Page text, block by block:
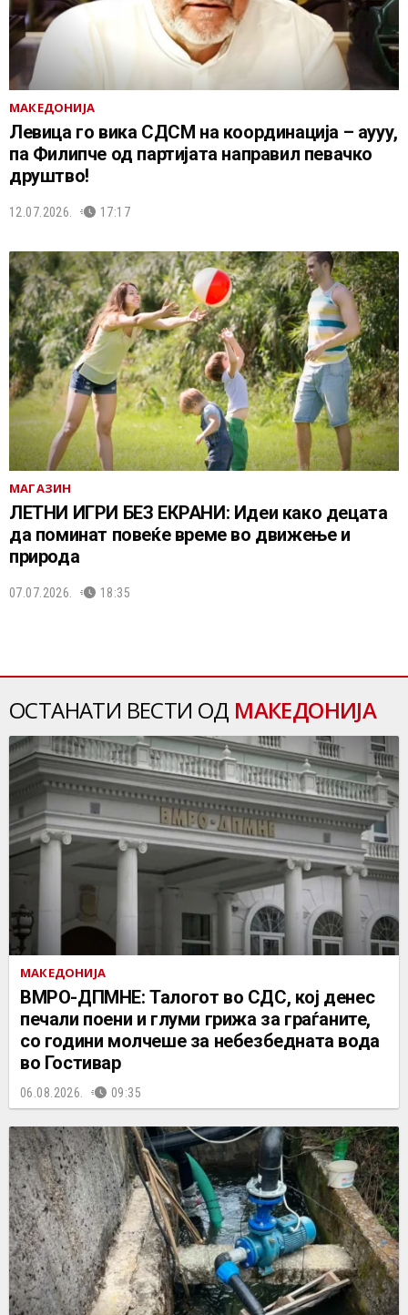
МАКЕДОНИЈА
Левица го вика СДСМ на координација – аууу,
па Филипче од партијата направил певачко
друштво!
12.07.2026. 17:17
МАГАЗИН
ЛЕТНИ ИГРИ БЕЗ ЕКРАНИ: Идеи како децата
да поминат повеќе време во движење и
природа
07.07.2026. 18:35
ОСТАНАТИ ВЕСТИ ОД МАКЕДОНИЈА
МАКЕДОНИЈА
ВМРО-ДПМНЕ: Талогот во СДС, кој денес
печали поени и глуми грижа за граѓаните,
со години молчеше за небезбедната вода
во Гостивар
06.08.2026. 09:35